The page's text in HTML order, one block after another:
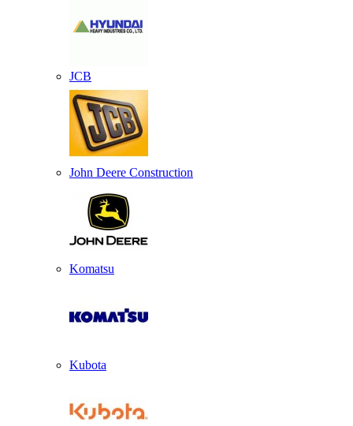
JCB
John Deere Construction
Komatsu
Kubota